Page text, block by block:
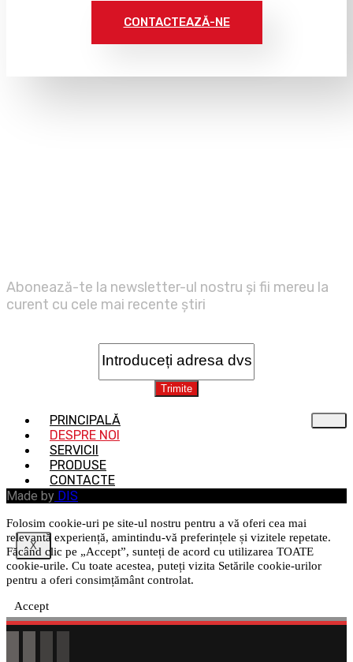
CONTACTEAZĂ-NE
Abonează-te la newsletter-ul nostru și fii mereu la
curent cu cele mai recente știri
PRINCIPALĂ
DESPRE NOI
SERVICII
PRODUSE
CONTACTЕ
X
Made by DIS
Folosim cookie-uri pe site-ul nostru pentru a vă oferi cea mai
relevantă experiență, amintindu-vă preferințele și vizitele repetate.
Făcând clic pe „Accept”, sunteți de acord cu utilizarea TOATE
cookie-urile. Cu toate acestea, puteți vizita Setările cookie-urilor
pentru a oferi consimțământ controlat.
Accept